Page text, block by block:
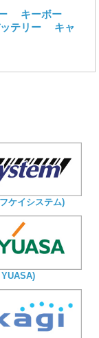
キーボー
テリー
キャ
ケイシステム)